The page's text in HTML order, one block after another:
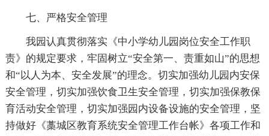
七、严格安全管理
我园认真贯彻落实《中小学幼儿园岗位安全工作职
责》的规定要求，牢固树立“安全第一、责重如山”的思想
和“以人为本、安全发展”的理念。切实加强幼儿园内安保
安全管理，切实加强饮食卫生安全管理，切实加强保教保
育活动安全管理，切实加强园内设备设施的安全管理，坚
持做好《藁城区教育系统安全管理工作台帐》各项工作和